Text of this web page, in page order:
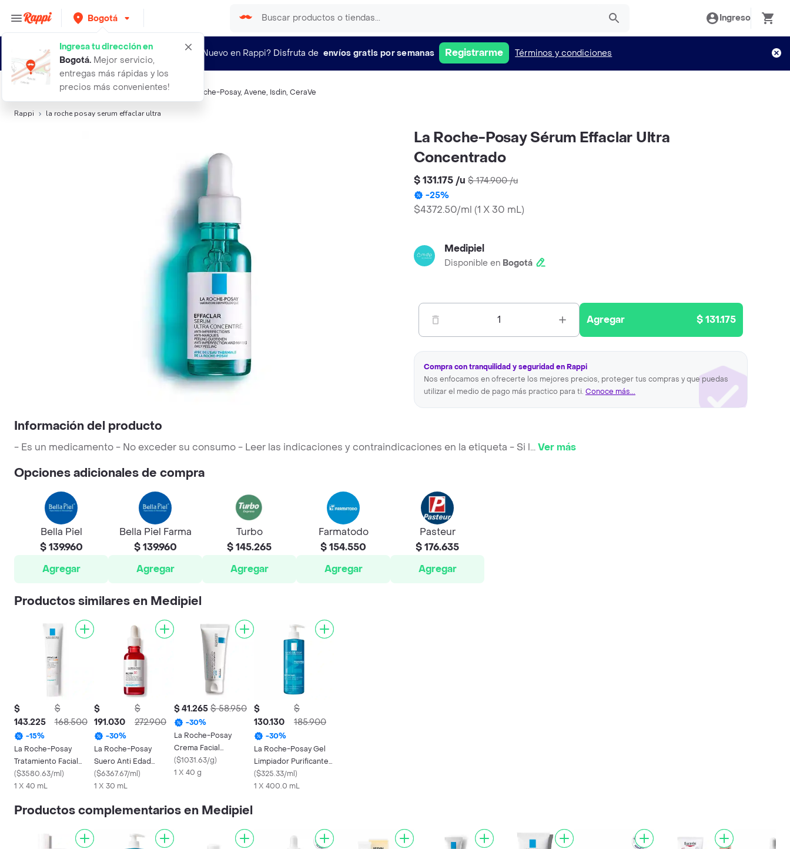
Bogotá
Ingresa tu dirección en
Bogotá. Mejor servicio,
entregas más rápidas y los
precios más convenientes!
Ingreso
¿Nuevo en Rappi? Disfruta de envíos gratis por semanas Registrarme Términos y condiciones
Búsquedas relacionadas:Tratamiento Antiacné La Roche-Posay, Avene, Isdin, CeraVe
Rappi la roche posay serum effaclar ultra
La Roche-Posay Sérum Effaclar Ultra
Concentrado
$ 131.175 /u $ 174.900/u
-25%
$4372.50/ml (1 X 30 mL)
Medipiel
Disponible en Bogotá
1 Agregar $ 131.175
Compra con tranquilidad y seguridad en Rappi
Nos enfocamos en ofrecerte los mejores precios, proteger tus compras y que puedas
utilizar el medio de pago más practico para ti. Conoce más...
Información del producto
- Es un medicamento - No exceder su consumo - Leer las indicaciones y contraindicaciones en la etiqueta - Si l...Ver más
Opciones adicionales de compra
Bella Piel
$ 139.960
Agregar
Bella Piel Farma
$ 139.960
Agregar
Turbo
$ 145.265
Agregar
Farmatodo
$ 154.550
Agregar
Pasteur
$ 176.635
Agregar
Productos similares en Medipiel
$
143.225
$
168.500
-15%
La Roche-Posay
Tratamiento Facial
Effaclar Dúo Fps 30
($3580.63/ml)
1 X 40 mL
$
191.030
$
272.900
-30%
La Roche-Posay
Suero Anti Edad
Retinol B3
($6367.67/ml)
1 X 30 mL
$ 41.265 $ 58.950
-30%
La Roche-Posay
Crema Facial
Cicaplast Baume B5 +
($1031.63/g)
1 X 40 g
$
130.130
$
185.900
-30%
La Roche-Posay Gel
Limpiador Purificante
Effaclar
($325.33/ml)
1 X 400.0 mL
Productos complementarios en Medipiel